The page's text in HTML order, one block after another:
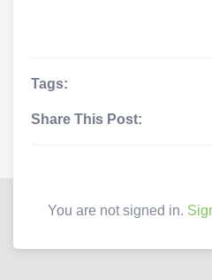
Tags:
Share This Post:
You are not signed in.